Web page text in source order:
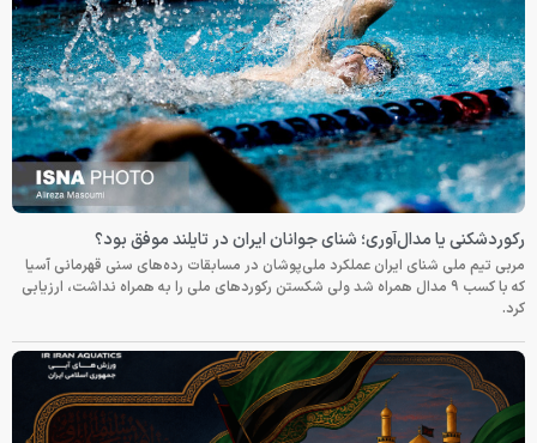
رکوردشکنی یا مدال‌آوری؛ شنای جوانان ایران در تایلند موفق بود؟
مربی تیم ملی شنای ایران عملکرد ملی‌پوشان در مسابقات رده‌های سنی قهرمانی آسیا
که با کسب ۹ مدال همراه شد ولی شکستن رکوردهای ملی را به همراه نداشت، ارزیابی
کرد.